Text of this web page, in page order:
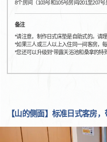
8个房间（103号和105号房间/201至207号
备注
*请注意，制作日式床垫是自助式的。请理
*如果三人或三人以上入住同一间客房，
*您还可以升级到“带露天浴池和桑拿的特
【山的侧面】标准日式客房